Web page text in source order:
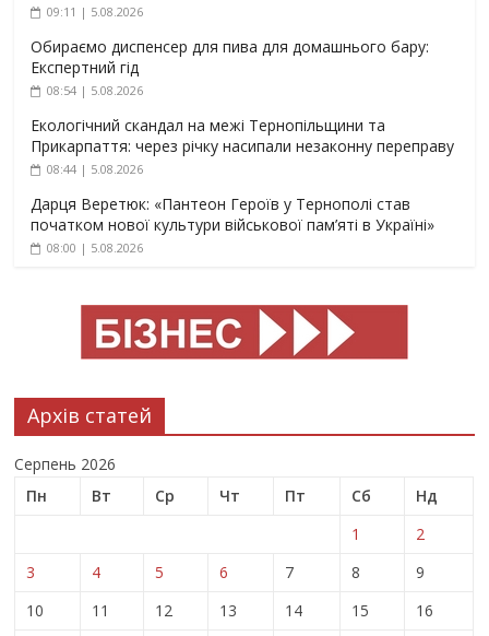
09:11 | 5.08.2026
Обираємо диспенсер для пива для домашнього бару:
Експертний гід
08:54 | 5.08.2026
Екологічний скандал на межі Тернопільщини та
Прикарпаття: через річку насипали незаконну переправу
08:44 | 5.08.2026
Дарця Веретюк: «Пантеон Героїв у Тернополі став
початком нової культури військової пам’яті в Україні»
08:00 | 5.08.2026
Архів статей
Серпень 2026
Пн
Вт Ср Чт Пт Сб
Нд
1
2
3
4 5 6 7 8
9
10
11 12 13 14 15
16